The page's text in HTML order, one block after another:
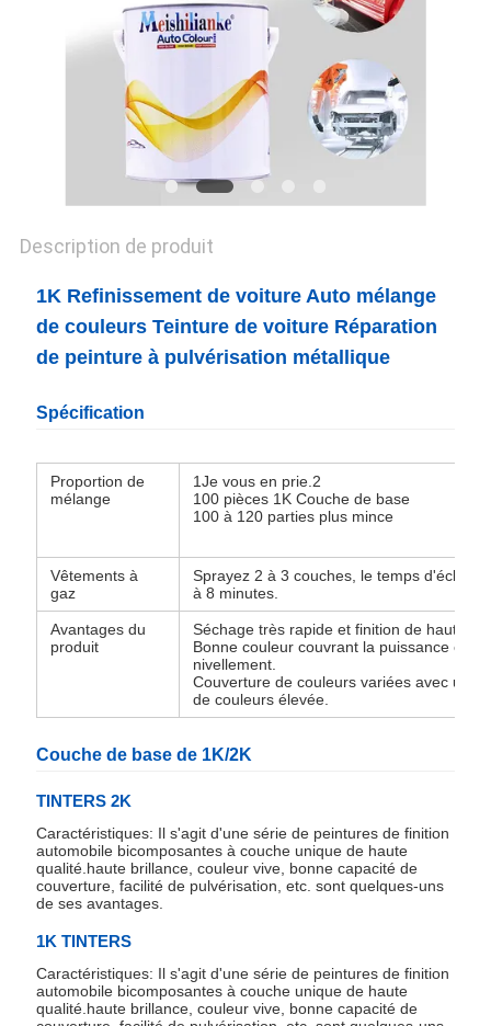
CONFIDENTIALITÉ
Description de produit
1K Refinissement de voiture Auto mélange
de couleurs Teinture de voiture Réparation
de peinture à pulvérisation métallique
Spécification
Proportion de
mélange
1Je vous en prie.2
100 pièces 1K Couche de base
100 à 120 parties plus mince
Vêtements à
gaz
Sprayez 2 à 3 couches, le temps
à 8 minutes.
Avantages du
produit
Séchage très rapide et finition de haute
Bonne couleur couvrant la puissance et le
nivellement.
Couverture de couleurs variées avec une
de couleurs élevée.
Couche de base de 1K/2K
TINTERS 2K
Caractéristiques: Il s'agit d'une série de peintures de finition
automobile bicomposantes à couche unique de haute
qualité.haute brillance, couleur vive, bonne capacité de
couverture, facilité de pulvérisation, etc. sont quelques-uns
de ses avantages.
1K TINTERS
Caractéristiques: Il s'agit d'une série de peintures de finition
automobile bicomposantes à couche unique de haute
qualité.haute brillance, couleur vive, bonne capacité de